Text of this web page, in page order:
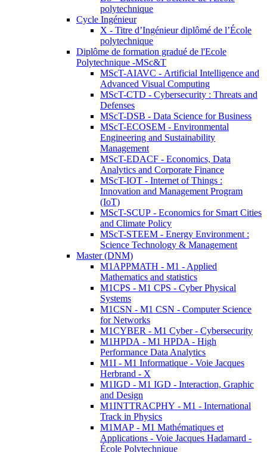
polytechnique
Cycle Ingénieur
X - Titre d’Ingénieur diplômé de l’École
polytechnique
Diplôme de formation gradué de l'Ecole
Polytechnique -MSc&T
MScT-AIAVC - Artificial Intelligence and
Advanced Visual Computing
MScT-CTD - Cybersecurity : Threats and
Defenses
MScT-DSB - Data Science for Business
MScT-ECOSEM - Environmental
Engineering and Sustainability
Management
MScT-EDACF - Economics, Data
Analytics and Corporate Finance
MScT-IOT - Internet of Things :
Innovation and Management Program
(IoT)
MScT-SCUP - Economics for Smart Cities
and Climate Policy
MScT-STEEM - Energy Environment :
Science Technology & Management
Master (DNM)
M1APPMATH - M1 - Applied
Mathematics and statistics
M1CPS - M1 CPS - Cyber Physical
Systems
M1CSN - M1 CSN - Computer Science
for Networks
M1CYBER - M1 Cyber - Cybersecurity
M1HPDA - M1 HPDA - High
Performance Data Analytics
M1I - M1 Informatique - Voie Jacques
Herbrand - X
M1IGD - M1 IGD - Interaction, Graphic
and Design
M1INTTRACPHY - M1 - International
Track in Physics
M1MAP - M1 Mathématiques et
Applications - Voie Jacques Hadamard -
École Polytechnique